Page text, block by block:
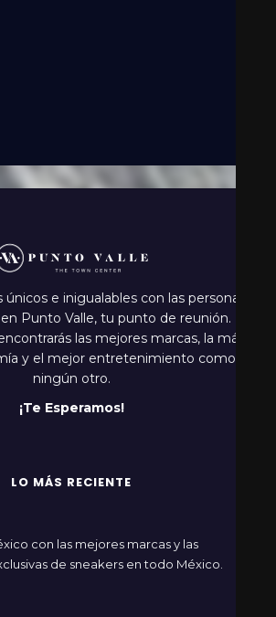
e inigualables con las personas
Punto Valle, tu punto de reunión. En
las mejores marcas, la más
y el mejor entretenimiento como en
ningún otro.
¡Te Esperamos!
LO MÁS RECIENTE
con las mejores marcas y las
de sneakers en todo México.